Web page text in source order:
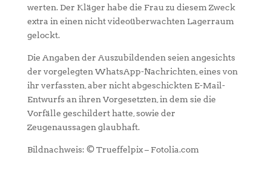
werten. Der Kläger habe die Frau zu diesem Zweck
extra in einen nicht videoüberwachten Lagerraum
gelockt.
Die Angaben der Auszubildenden seien angesichts
der vorgelegten WhatsApp-Nachrichten, eines von
ihr verfassten, aber nicht abgeschickten E-Mail-
Entwurfs an ihren Vorgesetzten, in dem sie die
Vorfälle geschildert hatte, sowie der
Zeugenaussagen glaubhaft.
Bildnachweis: © Trueffelpix – Fotolia.com